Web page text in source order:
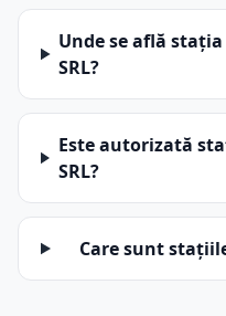
Unde se află stația
SRL?
Este autorizată
SRL?
Care sunt